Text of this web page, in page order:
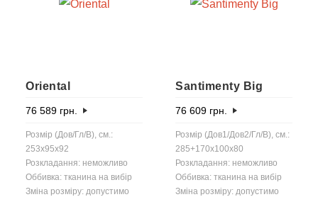
Oriental
76 589 грн.
Розмір (Дов/Гл/В), см.:
253x95x92
Розкладання: неможливо
Оббивка: тканина на вибір
Зміна розміру: допустимо
Santimenty Big
76 609 грн.
Розмір (Дов1/Дов2/Гл/В), см.:
285+170x100x80
Розкладання: неможливо
Оббивка: тканина на вибір
Зміна розміру: допустимо